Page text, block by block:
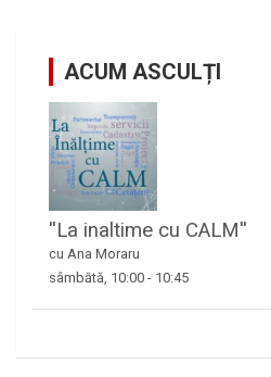
ACUM ASCULȚI
''La inaltime cu CALM''
cu Ana Moraru
sâmbătă, 10:00 - 10:45